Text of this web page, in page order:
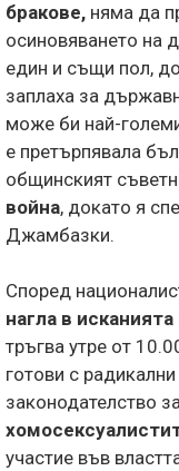
бракове, няма да
осиновяването на
един и същи пол,
заплаха за
може би най-
е претърпявала
общинският
война, докато я
Джамбазки.
Според
нагла в исканията
тръгва утре от
готови с
законодателство
участие във